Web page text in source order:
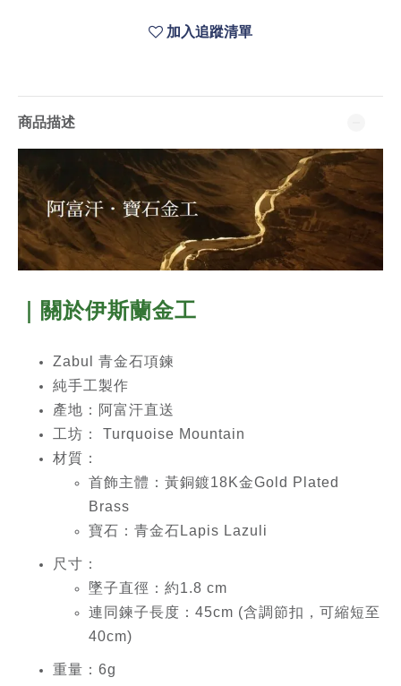
加入追蹤清單
商品描述
｜關於伊斯蘭金工
Zabul 青金石項鍊
純手工製作
產地：阿富汗直送
工坊： Turquoise Mountain
材質：
首飾主體：黃銅鍍18K金Gold Plated
Brass
寶石：青金石Lapis Lazuli
尺寸：
墜子直徑：約1.8 cm
連同鍊子長度：45cm (含調節扣，可縮短至
40cm)
重量：6g